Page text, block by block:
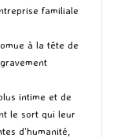
familiale
à la tête de
intime et de
le sort qui leur
d’humanité,